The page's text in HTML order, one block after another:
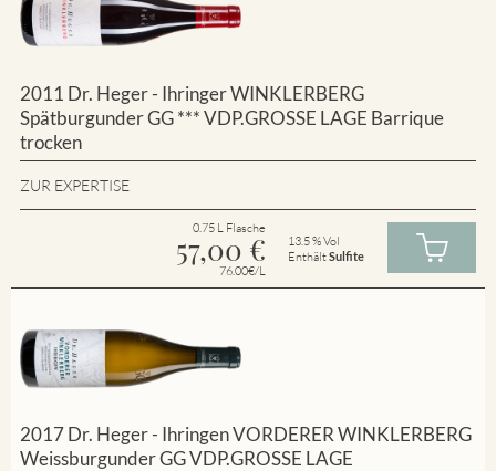
2011 Dr. Heger - Ihringer WINKLERBERG
Spätburgunder GG *** VDP.GROSSE LAGE Barrique
trocken
ZUR EXPERTISE
0.75 L Flasche
57,00 €
76.00€/L
13.5 % Vol
EnthältSulfite
2017 Dr. Heger - Ihringen VORDERER WINKLERBERG
Weissburgunder GG VDP.GROSSE LAGE